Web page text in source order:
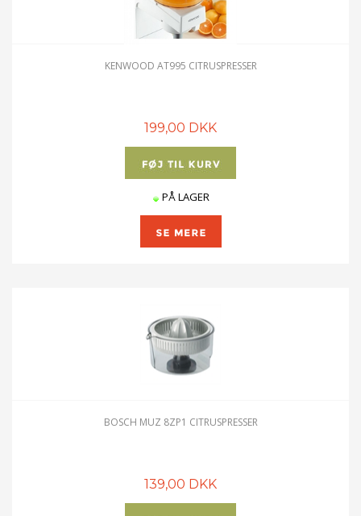
KENWOOD AT995 CITRUSPRESSER
199,00 DKK
PÅ LAGER
BOSCH MUZ 8ZP1 CITRUSPRESSER
139,00 DKK